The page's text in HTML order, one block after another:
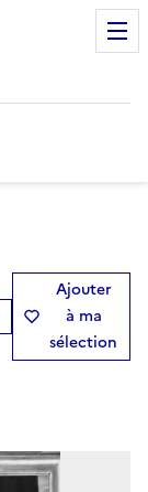
Ajouter
à ma
sélection